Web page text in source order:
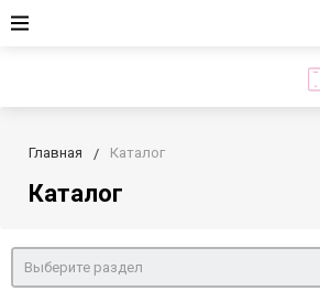
Главная Каталог
Каталог
Выберите раздел